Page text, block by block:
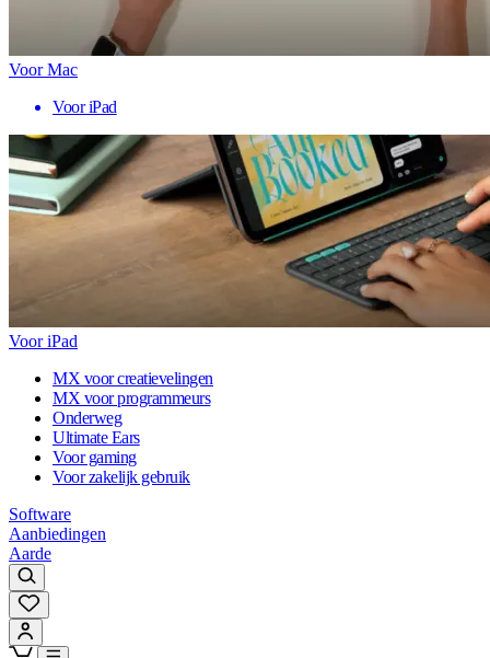
Voor Mac
Voor iPad
Voor iPad
MX voor creatievelingen
MX voor programmeurs
Onderweg
Ultimate Ears
Voor gaming
Voor zakelijk gebruik
Software
Aanbiedingen
Aarde